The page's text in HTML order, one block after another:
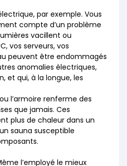
par exemple. Vous
compte d’un problème
vacillent ou
vos serveurs, vos
peuvent être endommagés
anomalies électriques,
et qui, à la longue, les
l’armoire renferme des
que jamais. Ces
plus de chaleur dans un
sauna susceptible
l’employé le mieux